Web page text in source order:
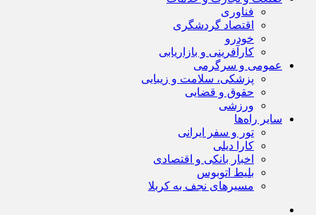
فناوری
اقتصاد گردشگری
خودرو
کارآفرینی و بازاریابی
عمومی و سرگرمی
پزشکی، سلامت و زیبایی
حقوق و قضایی
ورزشی
سایر راه‌ها
تور و سفر ایرانی
کارا دیلی
اخبار بانکی و اقتصادی
بلیط اتوبوس
مسیرهای نجف به کربلا